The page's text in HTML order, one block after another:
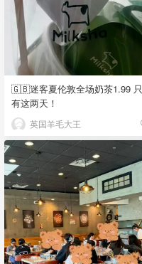
🇬🇧迷客夏伦敦全场奶茶1.99 只
有这两天！
英国羊毛大王